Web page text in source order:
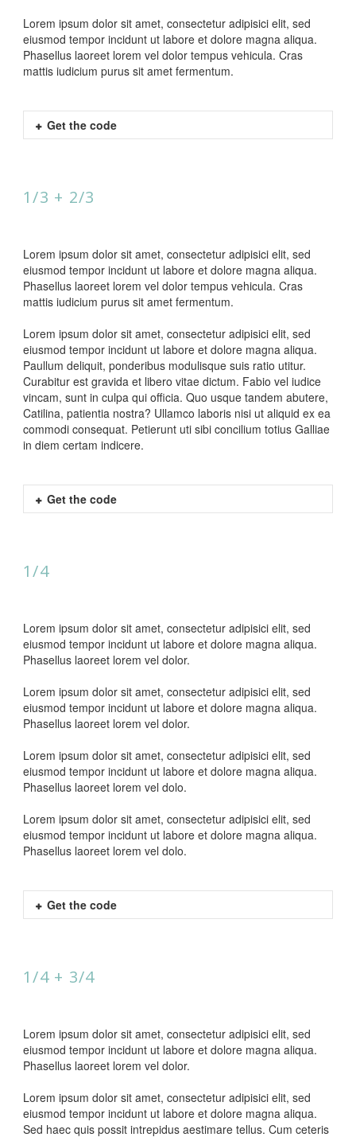
Lorem ipsum dolor sit amet, consectetur adipisici elit, sed
eiusmod tempor incidunt ut labore et dolore magna aliqua.
Phasellus laoreet lorem vel dolor tempus vehicula. Cras
mattis iudicium purus sit amet fermentum.
Get the code
1/3 + 2/3
Lorem ipsum dolor sit amet, consectetur adipisici elit, sed
eiusmod tempor incidunt ut labore et dolore magna aliqua.
Phasellus laoreet lorem vel dolor tempus vehicula. Cras
mattis iudicium purus sit amet fermentum.
Lorem ipsum dolor sit amet, consectetur adipisici elit, sed
eiusmod tempor incidunt ut labore et dolore magna aliqua.
Paullum deliquit, ponderibus modulisque suis ratio utitur.
Curabitur est gravida et libero vitae dictum. Fabio vel iudice
vincam, sunt in culpa qui officia. Quo usque tandem abutere,
Catilina, patientia nostra? Ullamco laboris nisi ut aliquid ex ea
commodi consequat. Petierunt uti sibi concilium totius Galliae
in diem certam indicere.
Get the code
1/4
Lorem ipsum dolor sit amet, consectetur adipisici elit, sed
eiusmod tempor incidunt ut labore et dolore magna aliqua.
Phasellus laoreet lorem vel dolor.
Lorem ipsum dolor sit amet, consectetur adipisici elit, sed
eiusmod tempor incidunt ut labore et dolore magna aliqua.
Phasellus laoreet lorem vel dolor.
Lorem ipsum dolor sit amet, consectetur adipisici elit, sed
eiusmod tempor incidunt ut labore et dolore magna aliqua.
Phasellus laoreet lorem vel dolo.
Lorem ipsum dolor sit amet, consectetur adipisici elit, sed
eiusmod tempor incidunt ut labore et dolore magna aliqua.
Phasellus laoreet lorem vel dolo.
Get the code
1/4 + 3/4
Lorem ipsum dolor sit amet, consectetur adipisici elit, sed
eiusmod tempor incidunt ut labore et dolore magna aliqua.
Phasellus laoreet lorem vel dolor.
Lorem ipsum dolor sit amet, consectetur adipisici elit, sed
eiusmod tempor incidunt ut labore et dolore magna aliqua.
Sed haec quis possit intrepidus aestimare tellus. Cum ceteris